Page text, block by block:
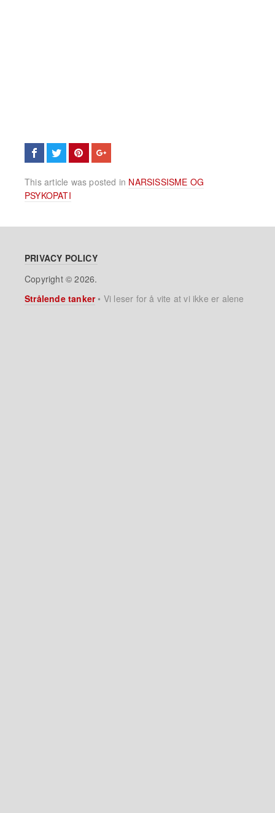
This article was posted in NARSISSISME OG
PSYKOPATI
PRIVACY POLICY
Copyright © 2026.
Strålende tanker• Vi leser for å vite at vi ikke er alene